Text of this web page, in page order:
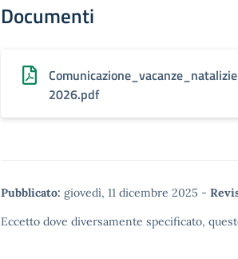
Documenti
2026.pdf
Pubblicato: giovedì, 11 dicembre 2025 -
Eccetto dove diversamente specificato,